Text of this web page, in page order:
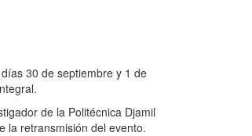
30 de septiembre y 1 de
de la Politécnica Djamil
la retransmisión del evento.